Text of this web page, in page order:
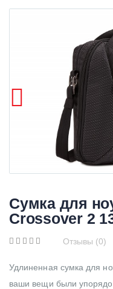
Cумка для
Crossover 2
Отзывы (0)
Удлиненная сумка для
ваши вещи были